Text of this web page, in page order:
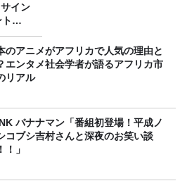
イン
有
のアニメがアフリカで人気の理由と
エンタメ社会学者が語るアフリカ市
リアル
組初登場！平成ノ
コブシ吉村さんと深夜のお笑い談
！」